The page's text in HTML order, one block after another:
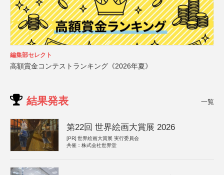
編集部セレクト
高額賞金コンテストランキング《2026年夏》
結果発表 一覧
第22回 世界絵画大賞展 2026
[PR] 世界絵画大賞展 実行委員会
共催：株式会社世界堂